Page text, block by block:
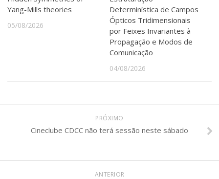
Defesa de Teses
Yang-Mills theories
05/08/2026
Determinística de Campos
Ópticos Tridimensionais
por Feixes Invariantes à
Propagação e Modos de
Comunicação
04/08/2026
PRÓXIMO
Cineclube CDCC não terá sessão neste sábado
ANTERIOR